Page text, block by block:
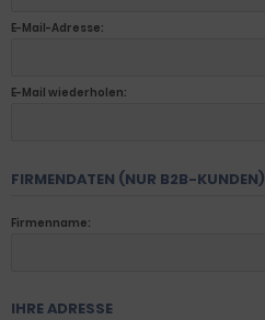
E-Mail-Adresse:
E-Mail wiederholen:
FIRMENDATEN (NUR B2B-KUNDEN)
Firmenname:
IHRE ADRESSE